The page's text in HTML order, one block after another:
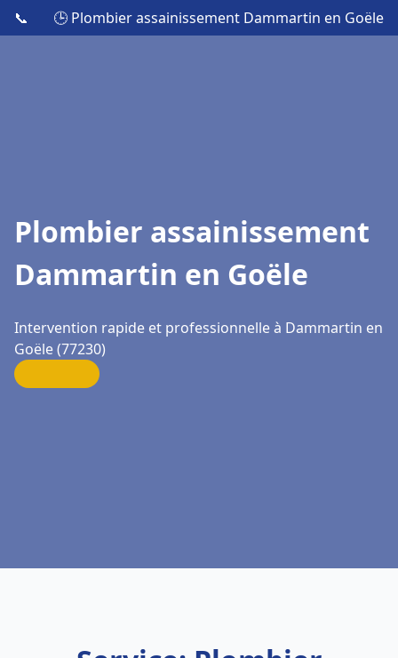
📞 🕒 Plombier assainissement Dammartin en Goële
Plombier assainissement
Dammartin en Goële
Intervention rapide et professionnelle à Dammartin en
Goële (77230)